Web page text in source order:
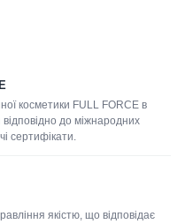
косметики FULL FORCE в
відповідно до міжнародних
сертифікати.
якістю, що відповідає